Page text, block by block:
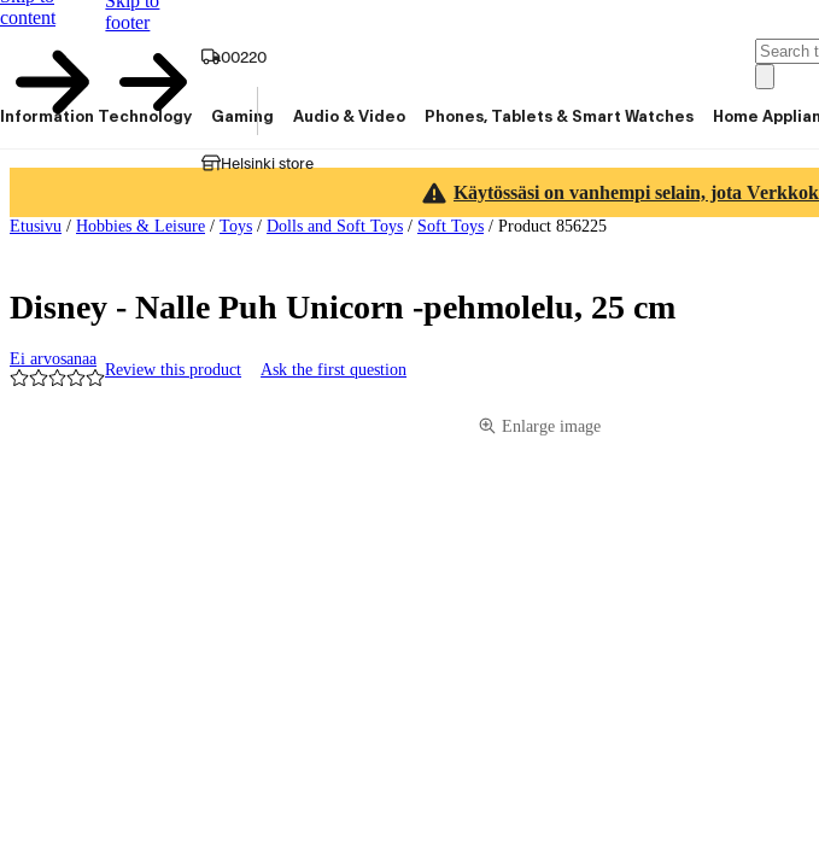
content
footer
00220
Helsinki store
Information Technology Gaming Audio & Video Phones, Tablets & Smart Watches Home
Käytössäsi on vanhempi selain, jota
Etusivu / Hobbies & Leisure / Toys / Dolls and Soft Toys / Soft Toys / Product 856225
Disney - Nalle Puh Unicorn -pehmolelu, 25 cm
Ei arvosanaa
Review this product Ask the first question
Enlarge image